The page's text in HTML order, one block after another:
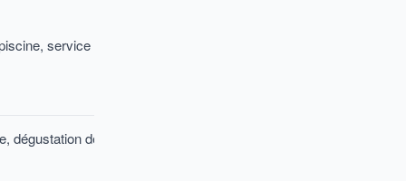
service
dégustation de